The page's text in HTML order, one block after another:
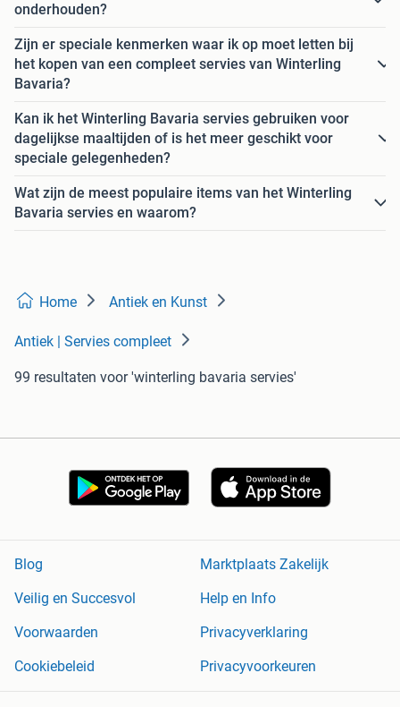
onderhouden?
Zijn er speciale kenmerken waar ik op moet letten bij
het kopen van een compleet servies van Winterling
Bavaria?
Kan ik het Winterling Bavaria servies gebruiken voor
dagelijkse maaltijden of is het meer geschikt voor
speciale gelegenheden?
Wat zijn de meest populaire items van het Winterling
Bavaria servies en waarom?
Home Antiek en Kunst
Antiek | Servies compleet
99 resultaten voor 'winterling bavaria servies'
Blog
Marktplaats Zakelijk
Veilig en Succesvol
Help en Info
Voorwaarden
Privacyverklaring
Cookiebeleid
Privacyvoorkeuren